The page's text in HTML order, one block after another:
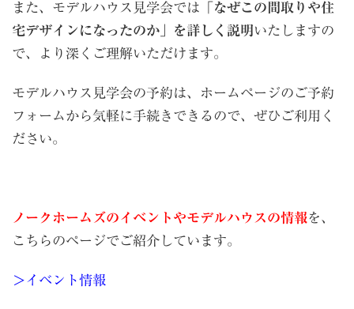
また、モデルハウス見学会では 「なぜこの間取りや住
宅デザインになったのか」を詳しく説明いたしますの
で、より深くご理解いただけます。
モデルハウス見学会の予約は、ホームページのご予約
フォームから気軽に手続きできるので、ぜひご利用く
ださい。
ノークホームズのイベントやモデルハウスの情報を、
こちらのページでご紹介しています。
＞イベント情報